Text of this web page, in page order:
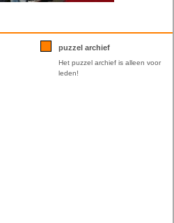
puzzel archief
Het puzzel archief is alleen voor
leden!